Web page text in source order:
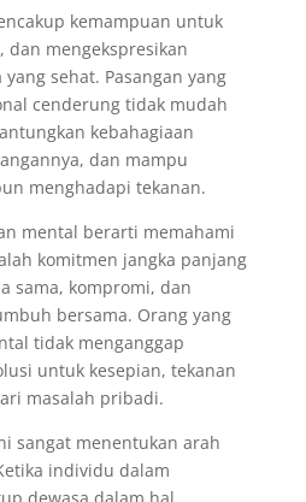
kemampuan untuk
dan mengekspresikan
sehat. Pasangan yang
cenderung tidak mudah
kebahagiaan
dan mampu
menghadapi tekanan.
mental berarti memahami
komitmen jangka panjang
sama, kompromi, dan
bersama. Orang yang
tidak menganggap
untuk kesepian, tekanan
masalah pribadi.
sangat menentukan arah
individu dalam